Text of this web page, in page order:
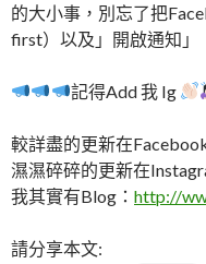
的大小事，別忘了把
first）以及」開啟通知」
記得Add 我 Ig
較詳盡的更新在
濕濕碎碎的更新在
我其實有Blog： http://
請分享本文: